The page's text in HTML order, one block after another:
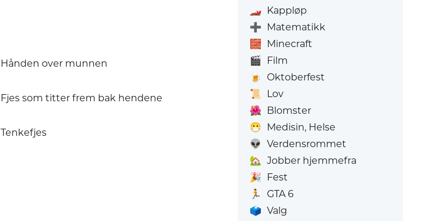
Hånden over munnen
Fjes som titter frem bak hendene
Tenkefjes
🏎️ Kappløp
➕ Matematikk
🧱 Minecraft
🎬 Film
🍺
Oktoberfest
📜
Lov
🌺 Blomster
😷 Medisin, Helse
👽 Verdensrommet
🏡 Jobber hjemmefra
🎉 Fest
🏃
GTA 6
🗳️ Valg